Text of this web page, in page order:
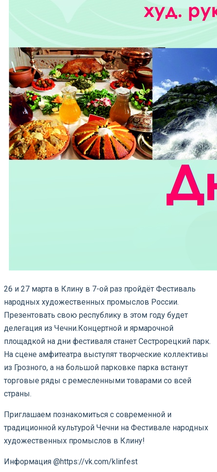
26 и 27 марта в Клину в 7-ой раз пройдёт Фестиваль
народных художественных промыслов России.
Презентовать свою республику в этом году будет
делегация из Чечни.Концертной и ярмарочной
площадкой на дни фестиваля станет Сестрорецкий парк.
На сцене амфитеатра выступят творческие коллективы
из Грозного, а на большой парковке парка встанут
торговые ряды с ремесленными товарами со всей
страны.
Приглашаем познакомиться с современной и
традиционной культурой Чечни на Фестивале народных
художественных промыслов в Клину!
Информация @https://vk.com/klinfest